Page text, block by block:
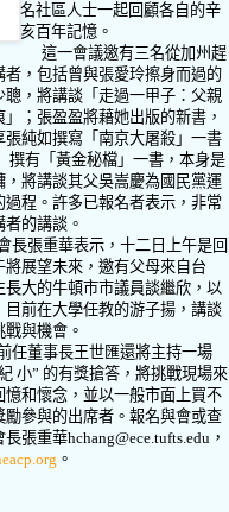
名社區人士一起回顧各自的辛
亥百年記憶。
這一會議邀有三名從加州趕
者，包括曾與張愛玲擦身而過的
聰，將講談「走過一甲子：父親
；張盈盈將藉她出版的新書，
張純如撰寫「南京大屠殺」一書
撰有「黃金秘檔」一書，本身是
，將講談其父吳嵩慶為國民黨運
過程。許多已報名者表示，非常
的講談。
長張重華表示，十二日上午是回
將展望未來，邀有父母來自台
長大的牛頓市市議員談繼欣，以
目前在大學任教的游子揚，講談
與機會。
任董事長王世匯還將主持一場
小” 的有獎搶答，將挑戰現場來
憶和懷念，並以一般市面上買不
勵參與的出席者。報名與會或查
長張重華hchang@ece.tufts.edu ，
。